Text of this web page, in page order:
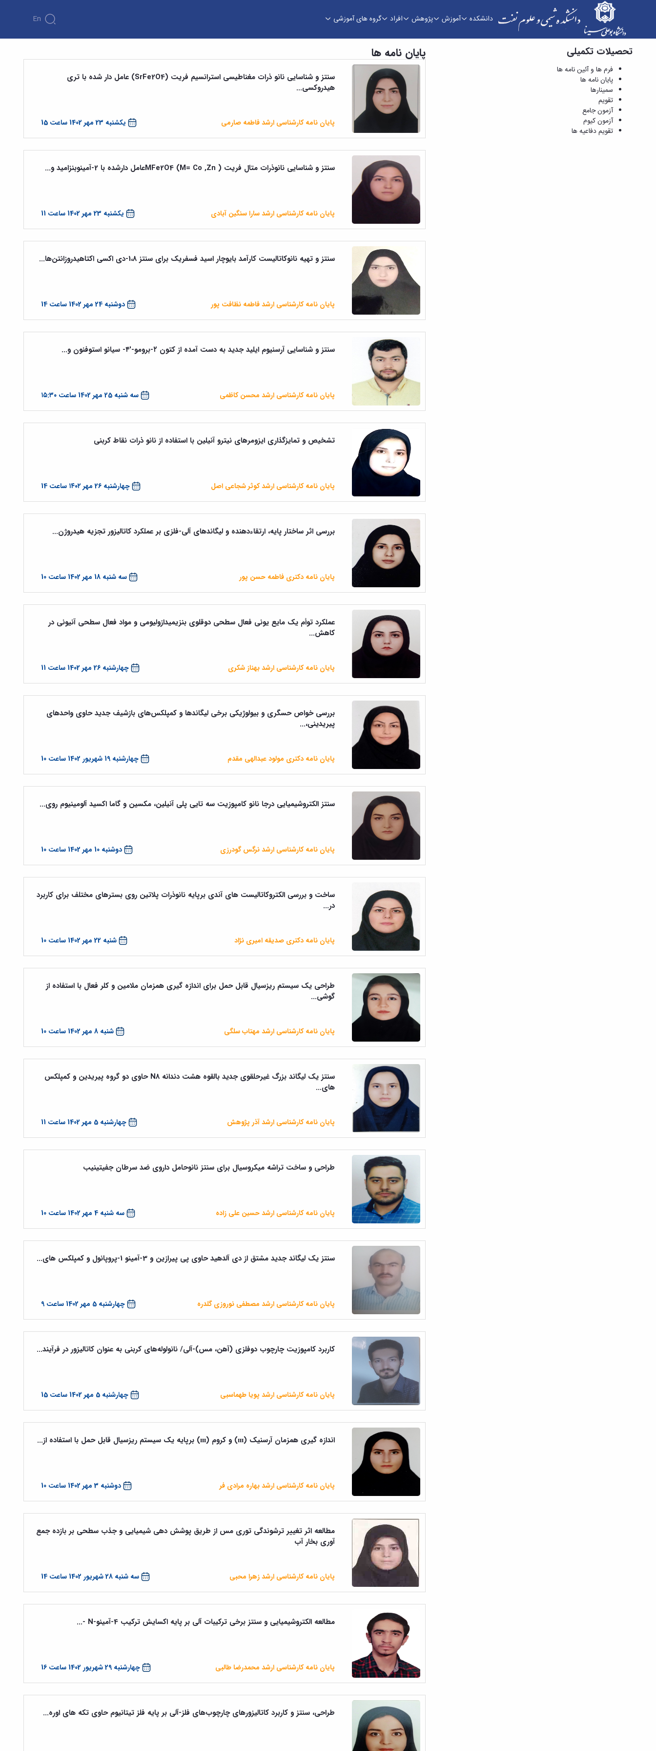
دانشکده آموزش پژوهش افراد گروه های آموزشی En
پایان نامه ها - دانشکده شیمی و علوم نفت
تحصیلات تکمیلی
فرم ها و آئین نامه ها
پایان نامه ها
سمینارها
تقویم
آزمون جامع
آزمون کیوم
تقویم دفاعیه ها
پایان نامه ها
یکشنبه 23 مهر 1402 ساعت 15
سنتز و شناسایی نانو ذرات مغناطیسی استرانسیم فریت (SrFe2O4) عامل دار شده با تری
هیدروکسی...
پایان نامه کارشناسی ارشد فاطمه صارمی
یکشنبه 23 مهر 1402 ساعت 11
سنتز و شناسایی نانوذرات متال فریت MFe2O4 (M= Co ,Zn )عامل دارشده با 2-آمینوبنزامید و...
پایان نامه کارشناسی ارشد سارا سنگین آبادی
دوشنبه 24 مهر 1402 ساعت 14
سنتز و تهیه نانوکاتالیست کارآمد بایوچار اسید فسفریک برای سنتز 1،8-دی اکسی اکتاهیدروزانتن‌ها...
پایان نامه کارشناسی ارشد فاطمه نظافت پور
سه شنبه 25 مهر 1402 ساعت ۱۵:۳۰
سنتز و شناسایی آرسنیوم ایلید جدید به دست آمده از کتون ۲-برومو-'۴- سیانو استوفنون و...
پایان نامه کارشناسی ارشد محسن کاظمی
چهارشنبه 26 مهر ۱۴۰۲ ساعت 14
تشخیص و تمایزگذاری ایزومرهای نیترو آنیلین با استفاده از نانو ذرات نقاط کربنی
پایان نامه کارشناسی ارشد کوثر شجاعی اصل
سه شنبه 18 مهر 1402 ساعت 10
بررسی اثر ساختار پایه، ارتقاءدهنده و لیگاندهای آلی-فلزی بر عملکرد کاتالیزور تجزیه هیدروژن...
پایان نامه دکتری فاطمه حسن پور
چهارشنبه 26 مهر 1402 ساعت 11
عملکرد توأم یک مایع یونی فعال سطحی دوقلوی بنزیمیدازولیومی و مواد فعال سطحی آنیونی در
کاهش...
پایان نامه کارشناسی ارشد بهناز شکری
چهارشنبه 19 شهریور 1402 ساعت 10
بررسی خواص حسگری و بیولوژیکی برخی لیگاندها و کمپلکس‌های بازشیف جدید حاوی واحدهای
پیریدینی،...
پایان نامه دکتری مولود عبدالهی مقدم
دوشنبه 10 مهر 1402 ساعت 10
سنتز الکتروشیمیایی درجا نانو کامپوزیت سه تایی پلی آنیلین، مکسین و گاما اکسید آلومینیوم روی...
پایان نامه کارشناسی ارشد نرگس گودرزی
شنبه 22 مهر 1402 ساعت 10
ساخت و بررسی الکتروکاتالیست های آندی برپایه نانوذرات پلاتین روی بسترهای مختلف برای کاربرد
در...
پایان نامه دکتری صدیقه امیری نژاد
شنبه 8 مهر 1402 ساعت 10
طراحی یک سیستم ریزسیال قابل حمل برای اندازه گیری همزمان ملامین و کلر فعال با استفاده از
گوشی...
پایان نامه کارشناسی ارشد مهتاب سلگی
چهارشنبه 5 مهر 1402 ساعت 11
سنتز یک لیگاند بزرگ غیرحلقوی جدید بالقوه هشت دندانه N8 حاوی دو گروه پیریدین و کمپلکس
های...
پایان نامه کارشناسی ارشد آذر پژوهش
سه شنبه 4 مهر 1402 ساعت 10
طراحی و ساخت تراشه میکروسیال برای سنتز نانوحامل داروی ضد سرطان جفیتینیب
پایان نامه کارشناسی ارشد حسین علی زاده
چهارشنبه 5 مهر 1402 ساعت 9
سنتز یک لیگاند جدید مشتق از دی آلدهید حاوی پی‌ پیرازین و 3-آمینو 1-پروپانول و کمپلکس های...
پایان نامه کارشناسی ارشد مصطفی نوروزی گلدره
چهارشنبه 5 مهر 1402 ساعت 15
کاربرد کامپوزیت چارچوب دوفلزی (آهن، مس)-آلی/ نانولوله‌های کربنی به عنوان کاتالیزور در فرآیند...
پایان نامه کارشناسی ارشد پویا طهماسبی
دوشنبه 3 مهر 1402 ساعت 10
اندازه گیری همزمان آرسنیک (ɪɪɪ) و کروم (ɪɪɪ) برپایه یک سیستم ریزسیال قابل حمل با استفاده از...
پایان نامه کارشناسی ارشد بهاره مرادی فر
سه شنبه 28 شهریور 1402 ساعت 14
مطالعه اثر تغییر ترشوندگی توری مس از طریق پوشش دهی شیمیایی و جذب سطحی بر بازده جمع
آوری بخار آب
پایان نامه کارشناسی ارشد زهرا محبی
چهارشنبه 29 شهریور 1402 ساعت 16
مطالعه الکتروشیمیایی و سنتز برخی ترکیبات آلی بر پایه اکسایش ترکیب 4-آمینو-N -...
پایان نامه کارشناسی ارشد محمدرضا طالبی
طراحی، سنتز و کاربرد کاتالیزورهای چارچوب‌های فلز-آلی بر پایه فلز تیتانیوم حاوی تکه های اوره...